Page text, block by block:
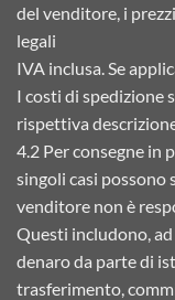
del venditore, i
legali
IVA inclusa. Se
I costi di spedizione
rispettiva
4.2 Per consegne in
singoli casi possono
venditore non è
Questi includono,
denaro da parte di
trasferimento,